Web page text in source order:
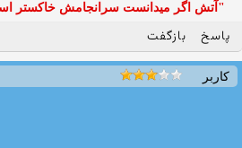
"آتش اگر ميدانست سرانجامش خاكستر است
پاسخ بازگفت
کاربر